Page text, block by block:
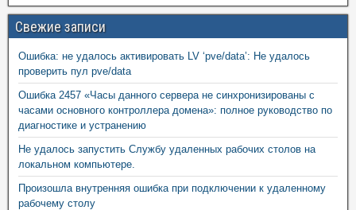
Свежие записи
Ошибка: не удалось активировать LV ‘pve/data’: Не удалось
проверить пул pve/data
Ошибка 2457 «Часы данного сервера не синхронизированы с
часами основного контроллера домена»: полное руководство по
диагностике и устранению
Не удалось запустить Службу удаленных рабочих столов на
локальном компьютере.
Произошла внутренняя ошибка при подключении к удаленному
рабочему столу